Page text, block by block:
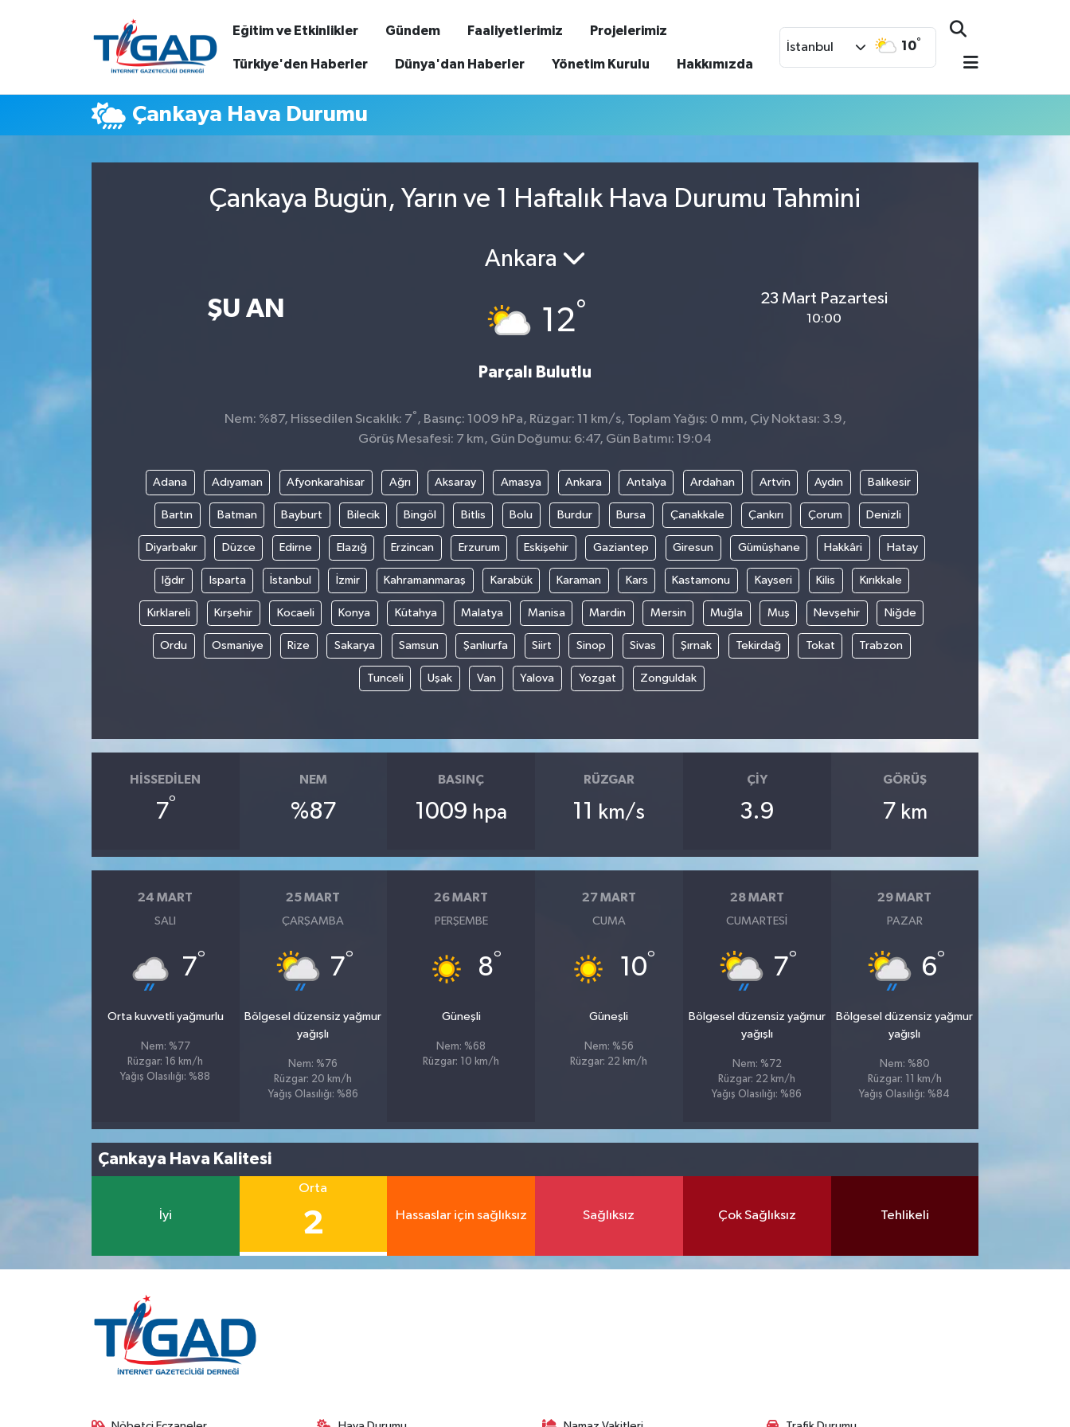
Eğitim ve Etkinlikler Gündem Faaliyetlerimiz Projelerimiz
Türkiye'den Haberler Dünya'dan Haberler Yönetim Kurulu Hakkımızda
İstanbul 10°
Çankaya Hava Durumu
Çankaya Bugün, Yarın ve 1 Haftalık Hava Durumu Tahmini
ŞU AN
Ankara
12°
Parçalı Bulutlu
23 Mart Pazartesi
10:00
Nem: %87, Hissedilen Sıcaklık: 7° , Basınç: 1009 hPa, Rüzgar: 11 km/s, Toplam Yağış: 0 mm, Çiy Noktası: 3.9,
Görüş Mesafesi: 7 km, Gün Doğumu: 6:47, Gün Batımı: 19:04
Adana Adıyaman Afyonkarahisar Ağrı Aksaray Amasya Ankara Antalya Ardahan Artvin Aydın Balıkesir
Bartın Batman Bayburt Bilecik Bingöl Bitlis Bolu Burdur Bursa Çanakkale Çankırı Çorum Denizli
Diyarbakır Düzce Edirne Elazığ Erzincan Erzurum Eskişehir Gaziantep Giresun Gümüşhane Hakkâri Hatay
Iğdır Isparta İstanbul İzmir Kahramanmaraş Karabük Karaman Kars Kastamonu Kayseri Kilis Kırıkkale
Kırklareli Kırşehir Kocaeli Konya Kütahya Malatya Manisa Mardin Mersin Muğla Muş Nevşehir Niğde
Ordu Osmaniye Rize Sakarya Samsun Şanlıurfa Siirt Sinop Sivas Şırnak Tekirdağ Tokat Trabzon
Tunceli Uşak Van Yalova Yozgat Zonguldak
HISSEDILEN
7°
NEM
%87
BASINÇ
1009 hpa
RÜZGAR
11 km/s
ÇIY
3.9
GÖRÜŞ
7 km
24 MART
SALI
7°
Orta kuvvetli yağmurlu
Nem: %77
Rüzgar: 16 km/h
Yağış Olasılığı: %88
25 MART
ÇARŞAMBA
7°
Bölgesel düzensiz yağmur
yağışlı
Nem: %76
Rüzgar: 20 km/h
Yağış Olasılığı: %86
26 MART
PERŞEMBE
8°
Güneşli
Nem: %68
Rüzgar: 10 km/h
27 MART
CUMA
10°
Güneşli
Nem: %56
Rüzgar: 22 km/h
28 MART
CUMARTESI
7°
Bölgesel düzensiz yağmur
yağışlı
Nem: %72
Rüzgar: 22 km/h
Yağış Olasılığı: %86
29 MART
PAZAR
6°
Bölgesel düzensiz yağmur
yağışlı
Nem: %80
Rüzgar: 11 km/h
Yağış Olasılığı: %84
Çankaya Hava Kalitesi
İyi
Orta
2 Hassaslar için sağlıksız Sağlıksız Çok Sağlıksız Tehlikeli
Nöbetçi Eczaneler
Hava Durumu